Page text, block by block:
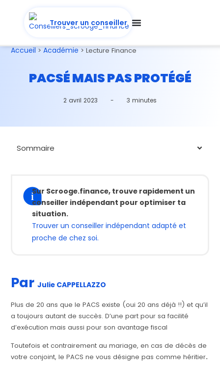
Trouver un conseiller
Accueil >Académie >Lecture Finance
PACSÉ MAIS PAS PROTÉGÉ
2 avril 2023 - 3 minutes
Sur Scrooge.finance, trouve rapidement un
conseiller indépendant pour optimiser ta
situation.
Trouver un conseiller indépendant adapté et
proche de chez soi.
ParJulie CAPPELLAZZO
Plus de 20 ans que le PACS existe (oui 20 ans déjà !!) et qu’il
a toujours autant de succès. D’une part pour sa facilité
d’exécution mais aussi pour son avantage fiscal
Toutefois et contrairement au mariage, en cas de décès de
votre conjoint, le PACS ne vous désigne pas comme héritier.
Sommaire